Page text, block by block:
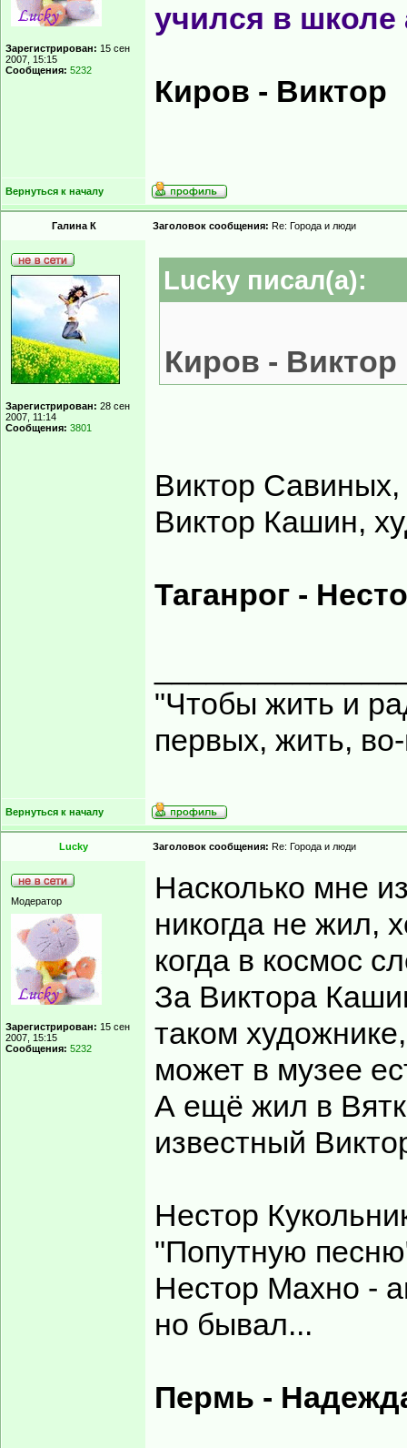
Зарегистрирован: 15 сен
2007, 15:15
Сообщения: 5232
учился в школе
Киров - Виктор
Вернуться к началу
Галина К Заголовок сообщения: Re: Города и люди
Зарегистрирован: 28 сен
2007, 11:14
Сообщения: 3801
Lucky писал(а):
Киров - Виктор
Виктор Савиных,
Виктор Кашин,
Таганрог -
"Чтобы жить и
первых, жить,
Вернуться к началу
Lucky Заголовок сообщения: Re: Города и люди
Модератор
Зарегистрирован: 15 сен
2007, 15:15
Сообщения: 5232
Насколько мне
никогда не жил,
когда в космос
За Виктора
таком
может в музее
А ещё жил в
известный
Нестор
"Попутную
Нестор Махно -
но бывал...
Пермь -